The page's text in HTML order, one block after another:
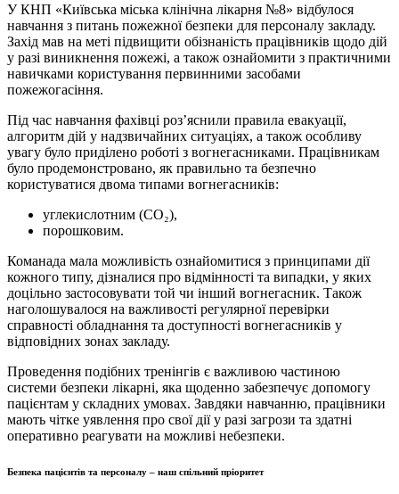
У КНП «Київська міська клінічна лікарня №8» вiдбулося
навчання з питань пожежної безпеки для персоналу закладу.
Захiд мав на метi пiдвищити обiзнанiсть працiвникiв щодо дiй
у разi виникнення пожежi, а також ознайомити з практичними
навичками користування первинними засобами
пожежогасiння.
Пiд час навчання фахiвцi роз’яснили правила евакуацiї,
алгоритм дiй у надзвичайних ситуацiях, а також особливу
увагу було придiлено роботi з вогнегасниками. Працівникам
було продемонстровано, як правильно та безпечно
користуватися двома типами вогнегасникiв:
углекислотним (CO₂),
порошковим.
Команада мала можливiсть ознайомитися з принципами дiї
кожного типу, дiзналися про вiдмiнностi та випадки, у яких
доцiльно застосовувати той чи iнший вогнегасник. Також
наголошувалося на важливостi регулярної перевiрки
справностi обладнання та доступностi вогнегасникiв у
вiдповiдних зонах закладу.
Проведення подiбних тренiнгiв є важливою частиною
системи безпеки лiкарнi, яка щоденно забезпечує допомогу
пацiєнтам у складних умовах. Завдяки навчанню, працiвники
мають чiтке уявлення про свої дiї у разi загрози та здатнi
оперативно реагувати на можливi небезпеки.
Безпека пацiєнтiв та персоналу – наш спiльний прiоритет